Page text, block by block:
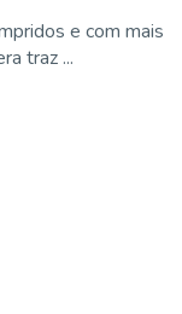
e com mais
traz ...